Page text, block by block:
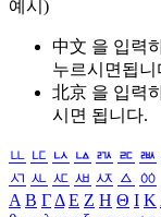
예시)
中文 을 입력
누르시면됩니
北京 을 입력
시면 됩니다.
ㅥ ㅦ ㅧ ㅨ ㅩ ㅪ ㅫ
ㅺ ㅻ ㅼ ㅽ ㅾ ㅿ ㆀ
Α Β ΓΔ Ε Ζ Η Θ Ι Κ